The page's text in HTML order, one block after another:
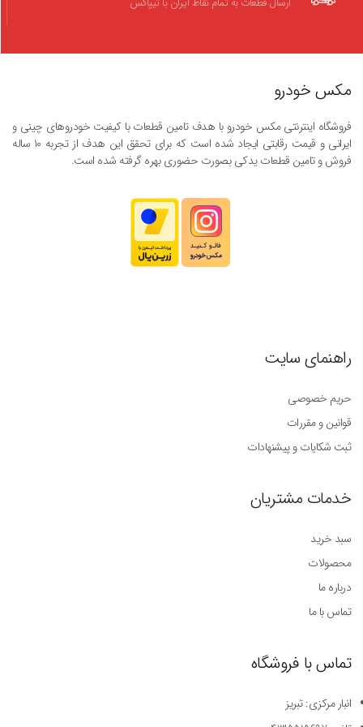
مکس خودرو
فروشگاه اینترنتی مکس خودرو با هدف تامین قطعات با کیفیت خودروهای چینی و
ایرانی و قیمت رقابتی ایجاد شده است که برای تحقق این هدف از تجربه ۱۰ ساله
فروش و تامین قطعات یدکی بصورت حضوری بهره گرفته شده است.
راهنمای سایت
حریم خصوصی
قوانین و مقررات
ثبت شکایات و پیشنهادات
خدمات مشتریان
سبد خرید
محصولات
درباره ما
تماس با ما
تماس با فروشگاه
انبار مرکزی: تبریز